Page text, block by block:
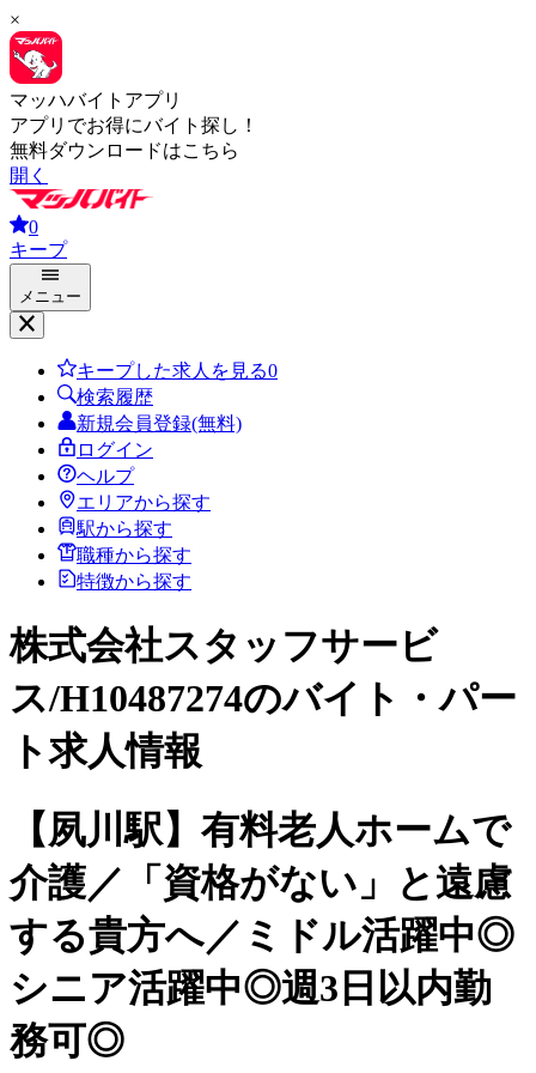
×
マッハバイトアプリ
アプリでお得にバイト探し！
無料ダウンロードはこちら
開く
0
キープ
メニュー
キープした求人を見る0
検索履歴
新規会員登録(無料)
ログイン
ヘルプ
エリアから探す
駅から探す
職種から探す
特徴から探す
株式会社スタッフサービ
ス/H10487274のバイト・パー
ト求人情報
【夙川駅】有料老人ホームで
介護／「資格がない」と遠慮
する貴方へ／ミドル活躍中◎
シニア活躍中◎週3日以内勤
務可◎